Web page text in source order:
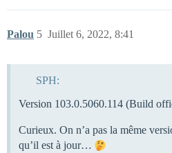
Palou Juillet 6, 2022, 8:41
5
SPH:
Version 103.0.5060.114 (Build
Curieux. On n’a pas la même
qu’il est à jour…